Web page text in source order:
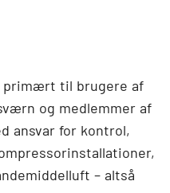
primært til brugere af
og medlemmer af
ansvar for kontrol,
– altså